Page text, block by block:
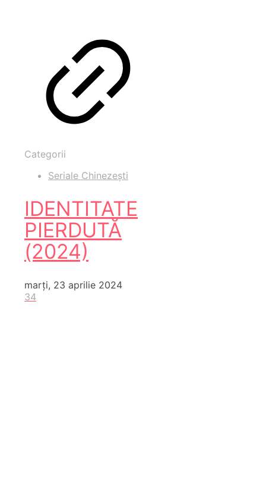
Categorii
Seriale Chinezești
IDENTITATE
PIERDUTĂ
(2024)
marți, 23 aprilie 2024
34